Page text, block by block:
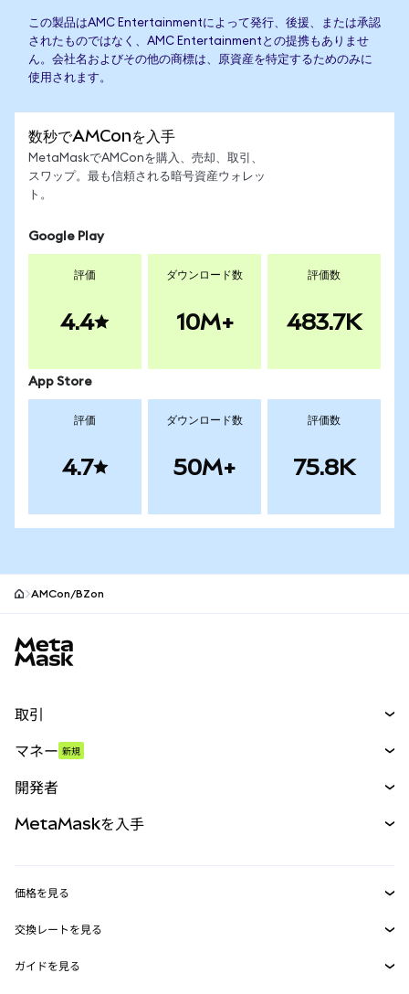
この製品はAMC Entertainmentによって発行、後援、または承認
されたものではなく、AMC Entertainmentとの提携もありませ
ん。会社名およびその他の商標は、原資産を特定するためのみに
使用されます。
数秒でAMConを入手
MetaMaskでAMConを購入、売却、取引、
スワップ。最も信頼される暗号資産ウォレッ
ト。
Google Play
評価
4.4
ダウンロード数
10M+
評価数
483.7K
App Store
評価
4.7
ダウンロード数
50M+
評価数
75.8K
AMCon/BZon
取引
パーペチュアル
RWA
マネー 新規
開発者
MetaMask Connect
Snaps
MetaMaskを入手
セキュリティ
価格を見る
イーサリアムの価格
Solanaの価格
交換レートを見る
ETH→USD
ガイドを見る